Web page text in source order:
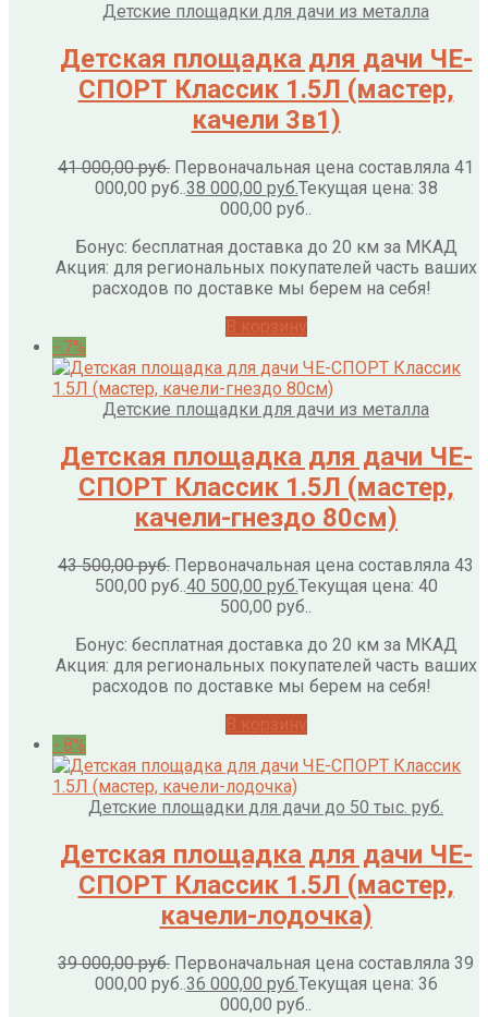
Детские площадки для дачи из металла
Детская площадка для дачи ЧЕ-
СПОРТ Классик 1.5Л (мастер,
качели 3в1)
41 000,00руб. Первоначальная цена составляла 41
000,00 руб..38 000,00 руб.Текущая цена: 38
000,00 руб..
Бонус: бесплатная доставка до 20 км за МКАД
Акция: для региональных покупателей часть ваших
расходов по доставке мы берем на себя!
- 7%
Детские площадки для дачи из металла
Детская площадка для дачи ЧЕ-
СПОРТ Классик 1.5Л (мастер,
качели-гнездо 80см)
43 500,00руб. Первоначальная цена составляла 43
500,00 руб..40 500,00 руб.Текущая цена: 40
500,00 руб..
Бонус: бесплатная доставка до 20 км за МКАД
Акция: для региональных покупателей часть ваших
расходов по доставке мы берем на себя!
- 8%
Детские площадки для дачи до 50 тыс. руб.
Детская площадка для дачи ЧЕ-
СПОРТ Классик 1.5Л (мастер,
качели-лодочка)
39 000,00руб. Первоначальная цена составляла 39
000,00 руб.. 36 000,00 руб. Текущая цена: 36
000,00 руб..